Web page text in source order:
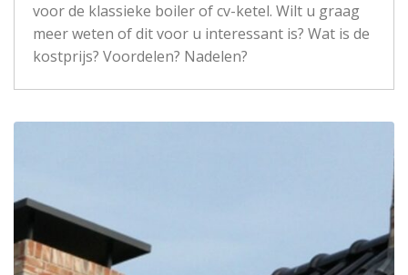
voor de klassieke boiler of cv-ketel. Wilt u graag
meer weten of dit voor u interessant is? Wat is de
kostprijs? Voordelen? Nadelen?